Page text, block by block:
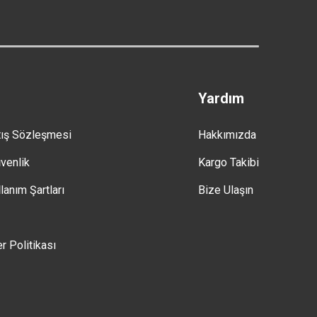
Sözleşmesi
Şartları
Politikası
Yardım
Hakkımızda
Kargo Takibi
Bize Ulaşın